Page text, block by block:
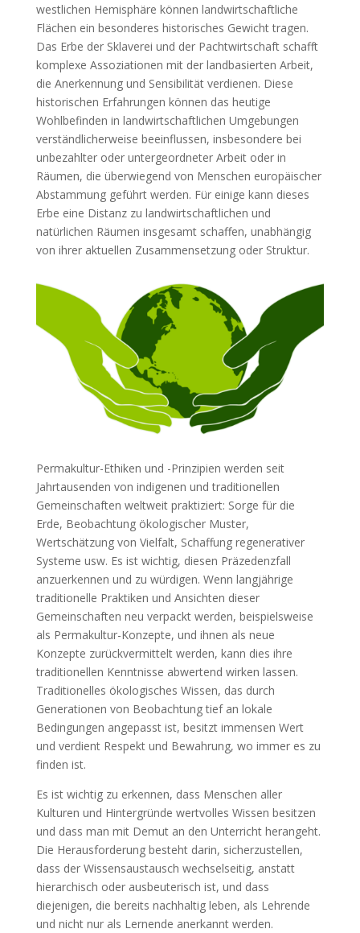
westlichen Hemisphäre können landwirtschaftliche
Flächen ein besonderes historisches Gewicht tragen.
Das Erbe der Sklaverei und der Pachtwirtschaft schafft
komplexe Assoziationen mit der landbasierten Arbeit,
die Anerkennung und Sensibilität verdienen. Diese
historischen Erfahrungen können das heutige
Wohlbefinden in landwirtschaftlichen Umgebungen
verständlicherweise beeinflussen, insbesondere bei
unbezahlter oder untergeordneter Arbeit oder in
Räumen, die überwiegend von Menschen europäischer
Abstammung geführt werden. Für einige kann dieses
Erbe eine Distanz zu landwirtschaftlichen und
natürlichen Räumen insgesamt schaffen, unabhängig
von ihrer aktuellen Zusammensetzung oder Struktur.
Permakultur-Ethiken und -Prinzipien werden seit
Jahrtausenden von indigenen und traditionellen
Gemeinschaften weltweit praktiziert: Sorge für die
Erde, Beobachtung ökologischer Muster,
Wertschätzung von Vielfalt, Schaffung regenerativer
Systeme usw. Es ist wichtig, diesen Präzedenzfall
anzuerkennen und zu würdigen. Wenn langjährige
traditionelle Praktiken und Ansichten dieser
Gemeinschaften neu verpackt werden, beispielsweise
als Permakultur-Konzepte, und ihnen als neue
Konzepte zurückvermittelt werden, kann dies ihre
traditionellen Kenntnisse abwertend wirken lassen.
Traditionelles ökologisches Wissen, das durch
Generationen von Beobachtung tief an lokale
Bedingungen angepasst ist, besitzt immensen Wert
und verdient Respekt und Bewahrung, wo immer es zu
finden ist.
Es ist wichtig zu erkennen, dass Menschen aller
Kulturen und Hintergründe wertvolles Wissen besitzen
und dass man mit Demut an den Unterricht herangeht.
Die Herausforderung besteht darin, sicherzustellen,
dass der Wissensaustausch wechselseitig, anstatt
hierarchisch oder ausbeuterisch ist, und dass
diejenigen, die bereits nachhaltig leben, als Lehrende
und nicht nur als Lernende anerkannt werden.